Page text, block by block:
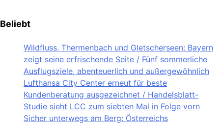
Beliebt
Wildfluss, Thermenbach und Gletscherseen: Bayern
zeigt seine erfrischende Seite / Fünf sommerliche
Ausflugsziele, abenteuerlich und außergewöhnlich
Lufthansa City Center erneut für beste
Kundenberatung ausgezeichnet / Handelsblatt-
Studie sieht LCC zum siebten Mal in Folge vorn
Sicher unterwegs am Berg: Österreichs